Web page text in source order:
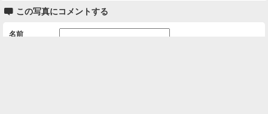
 この写真にコメントする
名前